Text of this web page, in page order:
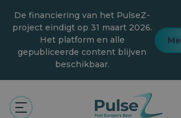
naar
hoofdinhoud
De financiering van het PulseZ-
project eindigt op 31 maart 2026.
Het platform en alle
gepubliceerde content blijven
beschikbaar.